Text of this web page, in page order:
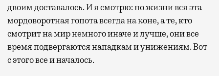
двоим доставалось. И я смотрю: по жизни вся эта
мордоворотная гопота всегда на коне, а те, кто
смотрит на мир немного иначе и лучше, они все
время подвергаются нападкам и унижениям. Вот
с этого все и началось.